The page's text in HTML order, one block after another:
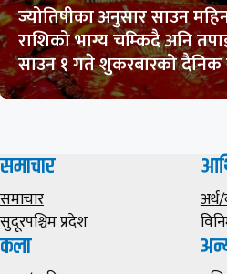
ज्योतिषीका अनुसार साउन
राशिको भाग्य चम्किदै अनि
साउन १ गते शुकरबारको
समाचार
समाचार
सुदूरपश्चिम प्रदेश
अर्थ/
कला